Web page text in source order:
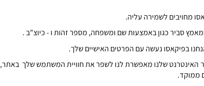
מחויבים לשמירה עליה.
סביר כגון באמצעות שם ומשפחה, מספר זהות ו-כיוצ"ב.
בפיקאסו נעשה עם הפרטים האישיים שלך.
האינטרנט שלנו מאפשרת לנו לשפר את חוויית המשתמש שלך באתר,
ממוקד.